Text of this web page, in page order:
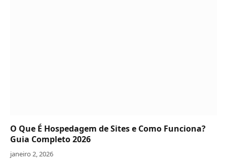
O Que É Hospedagem de Sites e Como Funciona?
Guia Completo 2026
janeiro 2, 2026